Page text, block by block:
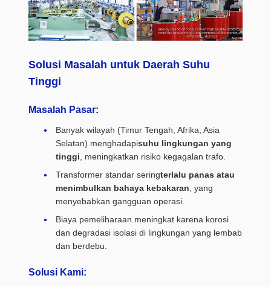
Solusi Masalah untuk Daerah Suhu
Tinggi
Masalah Pasar:
Banyak wilayah (Timur Tengah, Afrika, Asia
Selatan) menghadapisuhu lingkungan yang
tinggi, meningkatkan risiko kegagalan trafo.
Transformer standar seringterlalu panas atau
menimbulkan bahaya kebakaran, yang
menyebabkan gangguan operasi.
Biaya pemeliharaan meningkat karena korosi
dan degradasi isolasi di lingkungan yang lembab
dan berdebu.
Solusi Kami: